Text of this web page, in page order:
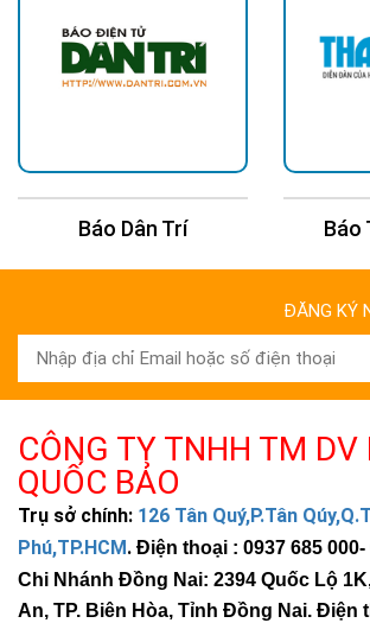
Báo Dân Trí Báo
ĐĂNG KÝ
CÔNG TY TNHH TM DV
QUỐC BẢO
Trụ sở chính: 126 Tân Quý,P.Tân
Phú,TP.HCM . Điện thoại : 0937 685 000-
Chi Nhánh Đồng Nai: 2394 Quốc Lộ
An, TP. Biên Hòa, Tỉnh Đồng Nai. Điện